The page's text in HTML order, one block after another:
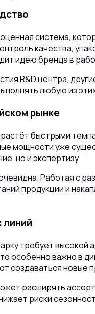
система,
качества,
идею бренда в
R&D центра,
любую из
рынке
быстрыми
мощности уже
но и экспертизу.
Работая с
продукции и
линий
требует высокой
особенно важно в
создаваться новые
расширять
риски